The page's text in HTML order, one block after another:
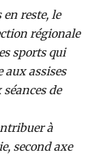
en reste, le
régionale
sports qui
aux assises
de
à
second axe